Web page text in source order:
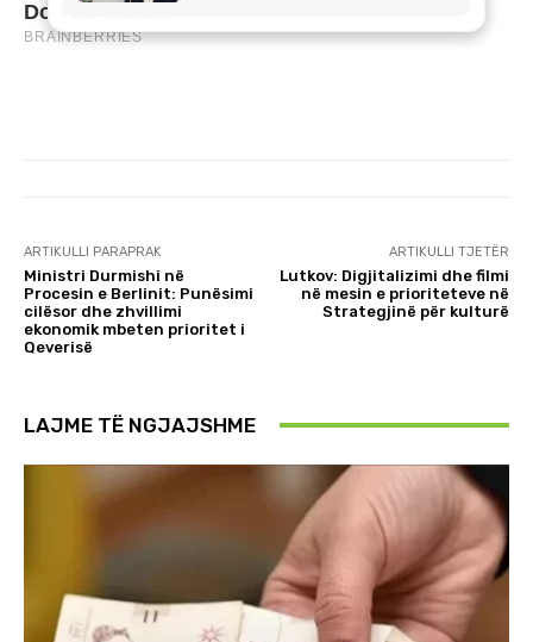
ARTIKULLI PARAPRAK
Ministri Durmishi në
Procesin e Berlinit: Punësimi
cilësor dhe zhvillimi
ekonomik mbeten prioritet i
Qeverisë
ARTIKULLI TJETËR
Lutkov: Digjitalizimi dhe filmi
në mesin e prioriteteve në
Strategjinë për kulturë
LAJME TË NGJAJSHME